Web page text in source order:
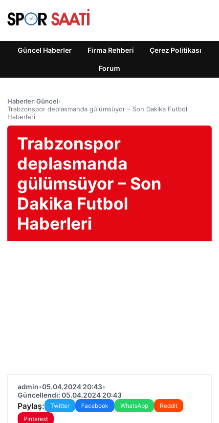
Güncel Haberler Firma Rehberi Çerez Politikası
Forum
Haberler›Güncel›
Trabzonspor deplasmanda gülümsüyor – Son Dakika Futbol
Haberleri
Trabzonspor
deplasmanda
gülümsüyor – Son
Dakika Futbol
Haberleri
admin•05.04.2024 20:43•
Güncellendi: 05.04.2024 20:43
Paylaş: Twitter Facebook WhatsApp
Reddit
Pinterest